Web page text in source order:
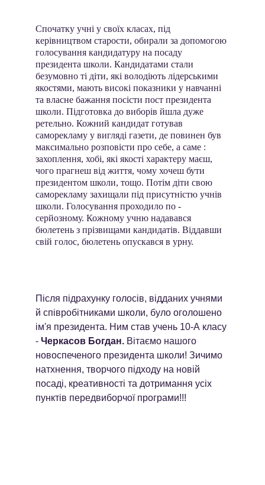
Спочатку учні у своїх класах, під
керівництвом старости, обирали за допомогою
голосування кандидатуру на посаду
президента школи. Кандидатами стали
безумовно ті діти, які володіють лідерськими
якостями, мають високі показники у навчанні
та власне бажання посісти пост президента
школи. Підготовка до виборів йшла дуже
ретельно. Кожний кандидат готував
саморекламу у вигляді газети, де повинен був
максимально розповісти про себе, а саме :
захоплення, хобі, які якості характеру маєш,
чого прагнеш від життя, чому хочеш бути
президентом школи, тощо. Потім діти свою
саморекламу захищали під присутністю учнів
школи. Голосування проходило по -
серйозному. Кожному учню надавався
бюлетень з прізвищами кандидатів. Віддавши
свій голос, бюлетень опускався в урну.
Після підрахунку голосів, відданих учнями
й співробітниками школи, було оголошено
ім'я президента. Ним став учень 10-А класу
- Черкасов Богдан. Вітаємо нашого
новоспеченого президента школи! Зичимо
натхнення, творчого підходу на новій
посаді, креативності та дотримання усіх
пунктів передвиборчої програми!!!